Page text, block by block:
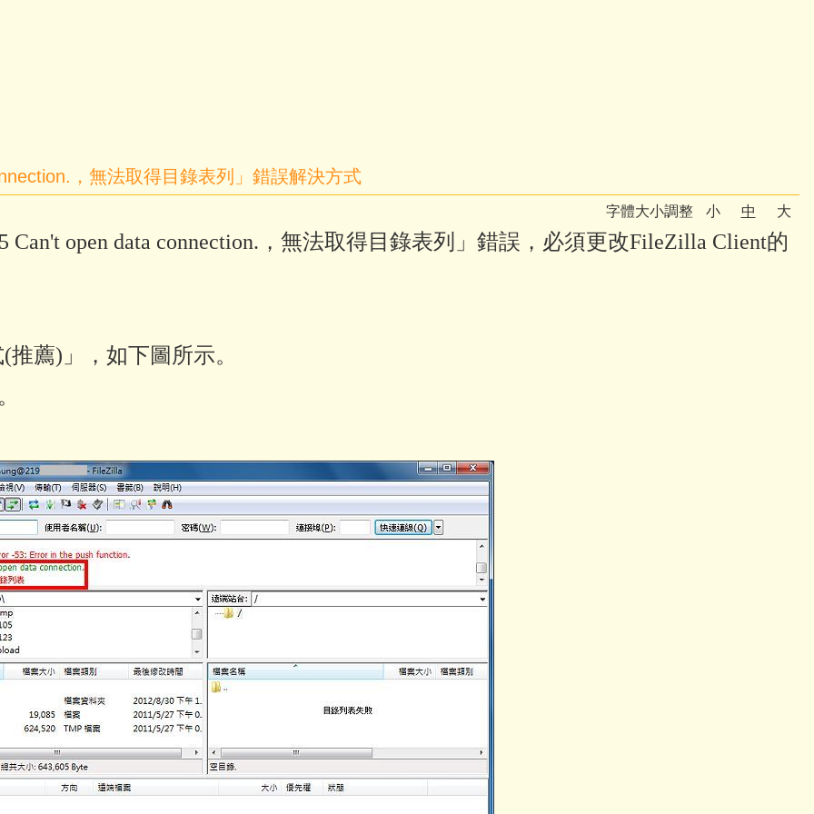
，無法取得目錄表列」錯誤解決方式
字體大小調整 小 中 大
open data connection.，無法取得目錄表列」錯誤，必須更改FileZilla Client的
薦)」，如下圖所示。